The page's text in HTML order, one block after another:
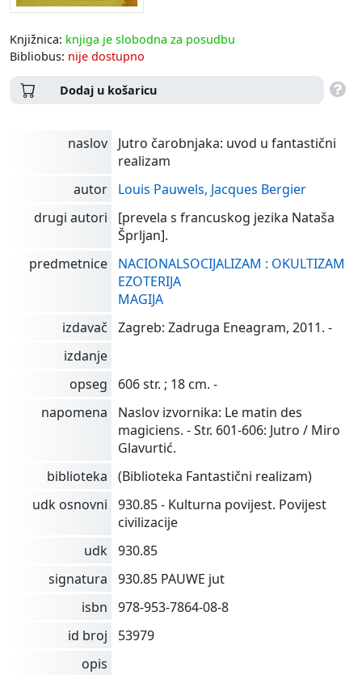
Knjižnica: knjiga je slobodna za posudbu
Bibliobus: nije dostupno
Dodaj u košaricu
naslov
Jutro čarobnjaka: uvod u fantastični
realizam
autor
Louis Pauwels, Jacques Bergier
drugi autori
[prevela s francuskog jezika Nataša
Šprljan].
predmetnice
NACIONALSOCIJALIZAM : OKULTIZAM
EZOTERIJA
MAGIJA
izdavač
Zagreb: Zadruga Eneagram, 2011. -
izdanje
opseg
606 str. ; 18 cm. -
napomena
Naslov izvornika: Le matin des
magiciens. - Str. 601-606: Jutro / Miro
Glavurtić.
biblioteka
(Biblioteka Fantastični realizam)
udk osnovni
930.85 - Kulturna povijest. Povijest
civilizacije
udk 930.85
signatura
930.85 PAUWE jut
isbn
978-953-7864-08-8
id broj
53979
opis